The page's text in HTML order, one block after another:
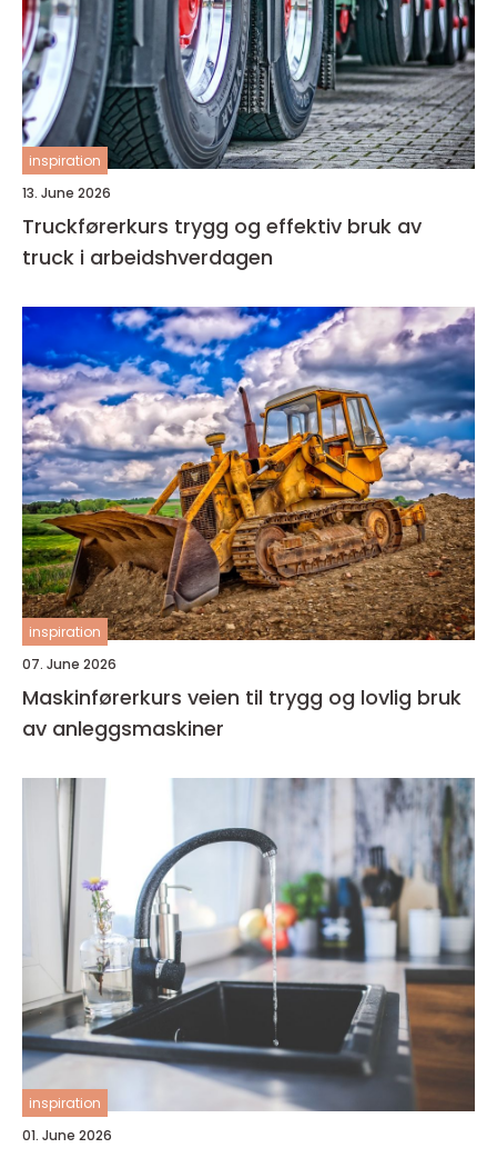
inspiration
13. June 2026
Truckførerkurs trygg og effektiv bruk av
truck i arbeidshverdagen
inspiration
07. June 2026
Maskinførerkurs veien til trygg og lovlig bruk
av anleggsmaskiner
inspiration
01. June 2026